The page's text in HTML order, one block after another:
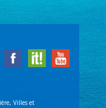
Villes et